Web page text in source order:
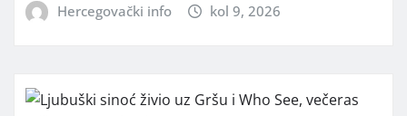
Hercegovački info kol 9, 2026